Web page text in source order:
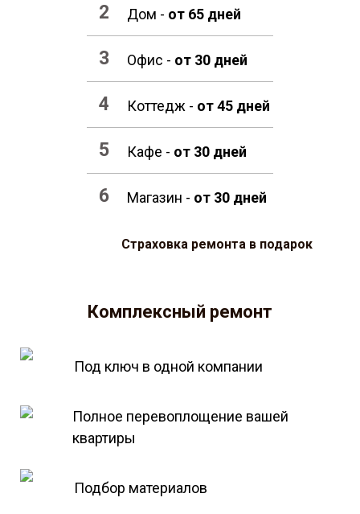
Дом - от 65 дней
Офис - от 30 дней
Коттедж - от 45 дней
Кафе - от 30 дней
Магазин - от 30 дней
Страховка ремонта в подарок
Комплексный ремонт
Под ключ в одной компании
Полное перевоплощение вашей
квартиры
Подбор материалов